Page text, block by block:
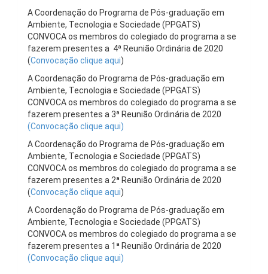
A Coordenação do Programa de Pós-graduação em
Ambiente, Tecnologia e Sociedade (PPGATS)
CONVOCA os membros do colegiado do programa a se
fazerem presentes a 4ª Reunião Ordinária de 2020
(Convocação clique aqui)
A Coordenação do Programa de Pós-graduação em
Ambiente, Tecnologia e Sociedade (PPGATS)
CONVOCA os membros do colegiado do programa a se
fazerem presentes a 3ª Reunião Ordinária de 2020
(Convocação clique aqui)
A Coordenação do Programa de Pós-graduação em
Ambiente, Tecnologia e Sociedade (PPGATS)
CONVOCA os membros do colegiado do programa a se
fazerem presentes a 2ª Reunião Ordinária de 2020
(Convocação clique aqui)
A Coordenação do Programa de Pós-graduação em
Ambiente, Tecnologia e Sociedade (PPGATS)
CONVOCA os membros do colegiado do programa a se
fazerem presentes a 1ª Reunião Ordinária de 2020
(Convocação clique aqui)